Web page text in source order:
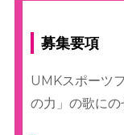
募集要項
UMKスポーツ
の力」の歌に